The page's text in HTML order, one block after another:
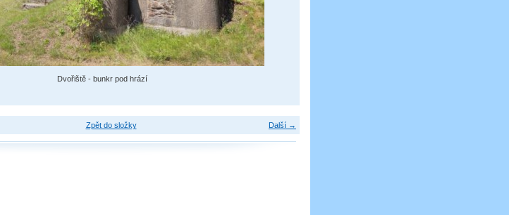
Dvořiště - bunkr pod hrází
Další →
Zpět do složky